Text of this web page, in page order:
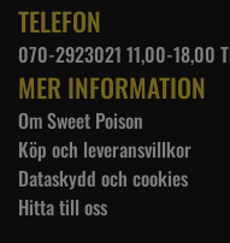
TELEFON
070-2923021 11,00-18,00
MER INFORMATION
Om Sweet Poison
Köp och leveransvillkor
Dataskydd och cookies
Hitta till oss